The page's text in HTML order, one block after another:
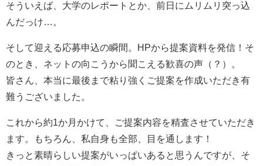
そういえば、大学のレポートとか、前日にムリムリ突っ込
んだっけ…。
そして迎える応募申込の瞬間。HPから提案資料を発信！そ
のとき、ネットの向こうから聞こえる歓喜の声（？）。
皆さん、本当に最後まで粘り強くご提案を作成いただき有
難うございました。
これから約1か月かけて、ご提案内容を精査させていただき
ます。もちろん、私自身も全部、目を通します！
きっと素晴らしい提案がいっぱいあると思うんですが、そ